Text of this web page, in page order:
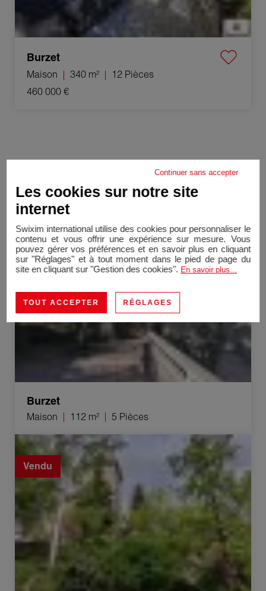
Burzet
Maison 340 m²
12 Pièces
460 000 €
Mes derniers biensvendus/loués
Vente Maison Burzet 5 Pièces 112 m²
Vendu
Burzet
Maison 112 m² 5 Pièces
Vente Appartement Annecy 3 Pièces 60 m²
Vendu
Continuer sans accepter
Les cookies sur notre site
internet
Swixim international utilise des cookies pour personnaliser le
contenu et vous offrir une expérience sur mesure. Vous
pouvez gérer vos préférences et en savoir plus en cliquant
sur "Réglages" et à tout moment dans le pied de page du
site en cliquant sur "Gestion des cookies". En savoir plus...
TOUT ACCEPTER RÉGLAGES